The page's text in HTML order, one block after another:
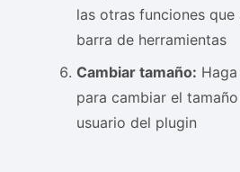
las otras funciones que
barra de herramientas
Cambiar tamaño:
para cambiar el
usuario del plugin